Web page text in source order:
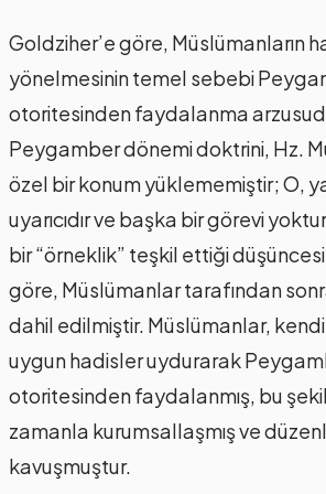
Goldziher’e göre, Müslümanların
yönelmesinin temel sebebi
otoritesinden faydalanma
Peygamber dönemi doktrini, Hz.
özel bir konum yüklememiştir; O,
uyarıcıdır ve başka bir görevi
bir “örneklik” teşkil ettiği
göre, Müslümanlar tarafından
dahil edilmiştir. Müslümanlar,
uygun hadisler uydurarak
otoritesinden faydalanmış, bu
zamanla kurumsallaşmış ve
kavuşmuştur.